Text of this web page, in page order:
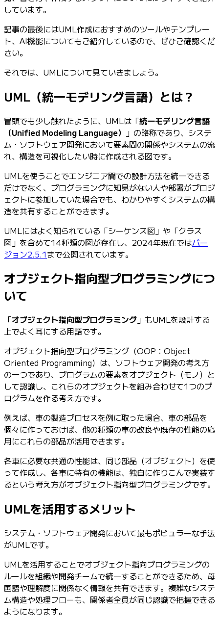
しています。
記事の最後にはUML作成におすすめのツールやテンプレー
ト、AI機能についてもご紹介しているので、ぜひご確認くだ
さい。
それでは、UMLについて見ていきましょう。
UML（統一モデリング言語）とは？
冒頭でも少し触れたように、UMLは「統一モデリング言語
（Unified Modeling Language）
」の略称であり、システ
ム・ソフトウェア開発において要素間の関係やシステムの流
れ、構造を可視化したい時に作成される図です。
UMLを使うことでエンジニア間での設計方法を統一できる
だけでなく、プログラミングに知見がない人や部署がプロジ
ェクトに参加していた場合でも、わかりやすくシステムの構
造を共有することができます。
UMLにはよく知られている「シーケンス図」や「クラス
図」を含めて14種類の図が存在し、2024年現在ではバー
ジョン2.5.1まで公開されています。
オブジェクト指向型プログラミングにつ
いて
「オブジェクト指向型プログラミング 」もUMLを設計する
上でよく耳にする用語です。
オブジェクト指向型プログラミング（OOP：Object
Oriented Programming）は、ソフトウェア開発の考え方
の一つであり、プログラムの要素をオブジェクト（モノ）と
して認識し、これらのオブジェクトを組み合わせて1つのプ
ログラムを作る考え方です。
例えば、車の製造プロセスを例に取った場合、車の部品を
個々に作っておけば、他の種類の車の改良や既存の性能の応
用にこれらの部品が活用できます。
各車に必要な共通の性能は、同じ部品（オブジェクト）を使
って作成し、各車に特有の機能は、独自に作りこんで実装す
るという考え方がオブジェクト指向型プログラミングです。
UMLを活用するメリット
システム・ソフトウェア開発において最もポピュラーな手法
がUMLです。
UMLを活用することでオブジェクト指向プログラミングの
ルールを組織や開発チームで統一することができるため、母
国語や理解度に関係なく情報を共有できます。複雑なシステ
ム構造や処理フローも、関係者全員が同じ認識で把握できる
ようになります。